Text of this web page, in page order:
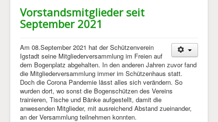
Vorstandsmitglieder seit
September 2021
Am 08.September 2021 hat der Schützenverein
Igstadt seine Mitgliederversammlung im Freien auf
dem Bogenplatz abgehalten. In den anderen Jahren zuvor fand
die Mitgliederversammlung immer im Schützenhaus statt.
Doch die Corona Pandemie lässt alles sich verändern. So
wurden dort, wo sonst die Bogenschützen des Vereins
trainieren, Tische und Bänke aufgestellt, damit die
anwesenden Mitglieder, mit ausreichend Abstand zueinander,
an der Versammlung teilnehmen konnten.